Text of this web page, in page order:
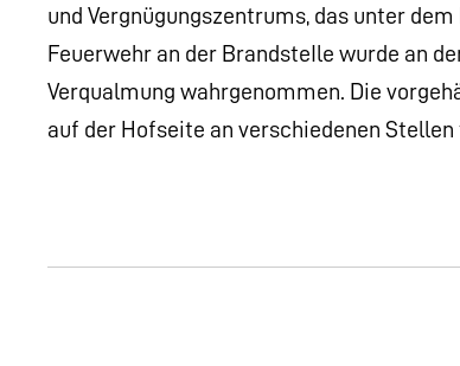
und Vergnügungszentrums, das unter
Feuerwehr an der BrandsteIle wurde an
Verqualmung wahrgenommen. Die
auf der Hofseite an verschiedenen